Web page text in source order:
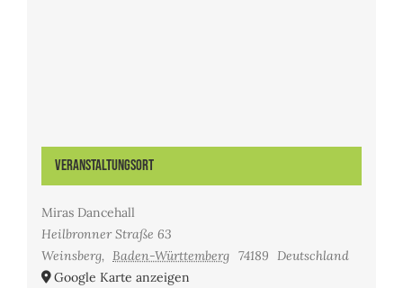
Veranstaltungsort
Miras Dancehall
Heilbronner Straße 63
Weinsberg, Baden-Württemberg 74189
Deutschland
Google Karte anzeigen